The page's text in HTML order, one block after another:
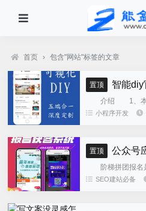
首页 › 包含"网站"标签的文章
置顶 智能diy官网小程
介绍 1、本模
h5、微信小程序、
小程序开发
置顶 公众号应
阶梯拼团报名是
全供应链商业模式
SEO建站必备